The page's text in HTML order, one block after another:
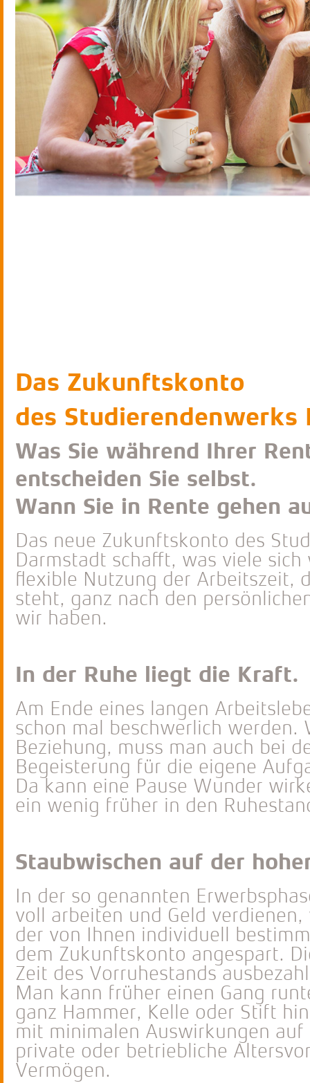
Das Zukunftskonto
des Studierendenwerks
Was Sie während Ihrer
entscheiden Sie selbst.
Wann Sie in Rente gehen
Das neue Zukunftskonto des
Darmstadt schafft, was viele sich
flexible Nutzung der Arbeitszeit,
steht, ganz nach den
wir haben.
In der Ruhe liegt die Kraft.
Am Ende eines langen
schon mal beschwerlich werden.
Beziehung, muss man auch bei
Begeisterung für die eigene
Da kann eine Pause Wunder
ein wenig früher in den
Staubwischen auf der
In der so genannten
voll arbeiten und Geld
der von Ihnen individuell
dem Zukunftskonto angespart.
Zeit des Vorruhestands
Man kann früher einen Gang
ganz Hammer, Kelle oder Stift
mit minimalen Auswirkungen auf
private oder betriebliche
Vermögen.